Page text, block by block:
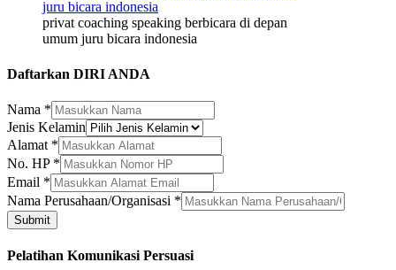
privat coaching speaking berbicara di depan
umum juru bicara indonesia
Daftarkan DIRI ANDA
Nama *
Jenis Kelamin
Alamat *
No. HP *
Email *
Email
Alamat
Perusahaan/Organisasi
Nama Perusahaan/Organisasi *
Submit
Pelatihan Komunikasi Persuasi